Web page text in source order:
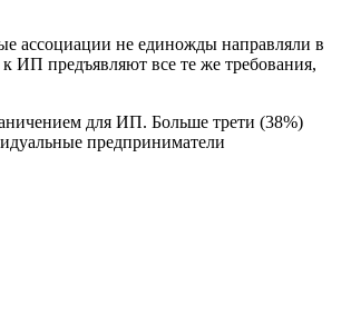
ассоциации не единожды направляли в
ИП предъявляют все те же требования,
для ИП. Больше трети (38%)
предприниматели